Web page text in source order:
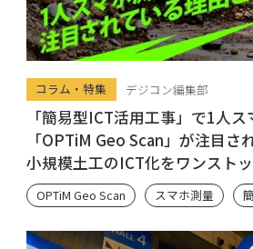
コラム・特集 デジコン編集部
「簡易型ICT活用工事」で1人
「OPTiM Geo Scan」が注目さ
小規模土工のICT化をワンスト
OPTiM Geo Scan スマホ測量